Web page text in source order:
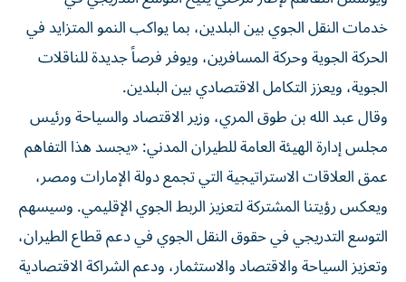
خدمات النقل الجوي بين البلدين، بما يواكب النمو المتزايد في
الحركة الجوية وحركة المسافرين، ويوفر فرصاً جديدة للناقلات
الجوية، ويعزز التكامل الاقتصادي بين البلدين.
وقال عبد الله بن طوق المري، وزير الاقتصاد والسياحة ورئيس
مجلس إدارة الهيئة العامة للطيران المدني: «يجسد هذا التفاهم
عمق العلاقات الاستراتيجية التي تجمع دولة الإمارات ومصر،
ويعكس رؤيتنا المشتركة لتعزيز الربط الجوي الإقليمي. وسيسهم
التوسع التدريجي في حقوق النقل الجوي في دعم قطاع الطيران،
وتعزيز السياحة والاقتصاد والاستثمار، ودعم الشراكة الاقتصادية